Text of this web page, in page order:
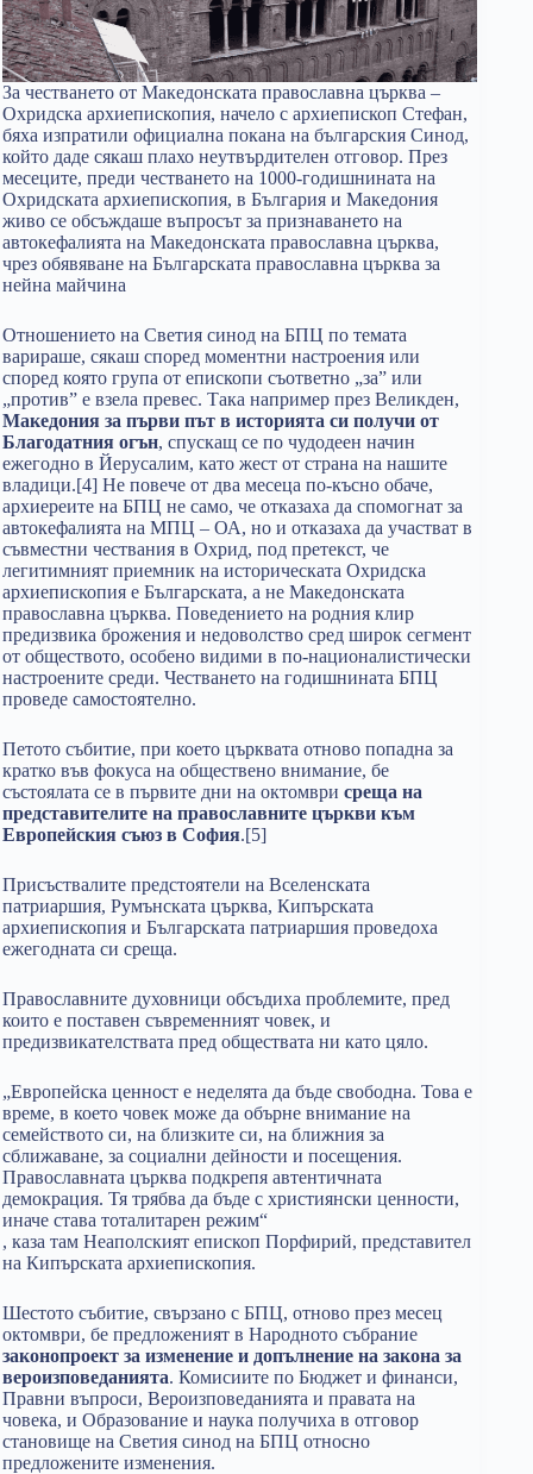
За честването от Македонската православна църква –
Охридска архиепископия, начело с архиепископ Стефан,
бяха изпратили официална покана на българския Синод,
който даде сякаш плахо неутвърдителен отговор. През
месеците, преди честването на 1000-годишнината на
Охридската архиепископия, в България и Македония
живо се обсъждаше въпросът за признаването на
автокефалията на Македонската православна църква,
чрез обявяване на Българската православна църква за
нейна майчина
Отношението на Светия синод на БПЦ по темата
варираше, сякаш според моментни настроения или
според която група от епископи съответно „за” или
„против” е взела превес. Така например през Великден,
Македония за първи път в историята си получи от
Благодатния огън, спускащ се по чудодеен начин
ежегодно в Йерусалим, като жест от страна на нашите
владици.[4] Не повече от два месеца по-късно обаче,
архиереите на БПЦ не само, че отказаха да спомогнат за
автокефалията на МПЦ – ОА, но и отказаха да участват в
съвместни чествания в Охрид, под претекст, че
легитимният приемник на историческата Охридска
архиепископия е Българската, а не Македонската
православна църква. Поведението на родния клир
предизвика брожения и недоволство сред широк сегмент
от обществото, особено видими в по-националистически
настроените среди. Честването на годишнината БПЦ
проведе самостоятелно.
Петото събитие, при което църквата отново попадна за
кратко във фокуса на обществено внимание, бе
състоялата се в първите дни на октомври среща на
представителите на православните църкви към
Европейския съюз в София.[5]
Присъствалите предстоятели на Вселенската
патриаршия, Румънската църква, Кипърската
архиепископия и Българската патриаршия проведоха
ежегодната си среща.
Православните духовници обсъдиха проблемите, пред
които е поставен съвременният човек, и
предизвикателствата пред обществата ни като цяло.
„Европейска ценност е неделята да бъде свободна. Това е
време, в което човек може да обърне внимание на
семейството си, на близките си, на ближния за
сближаване, за социални дейности и посещения.
Православната църква подкрепя автентичната
демокрация. Тя трябва да бъде с християнски ценности,
иначе става тоталитарен режим“
, каза там Неаполският епископ Порфирий, представител
на Кипърската архиепископия.
Шестото събитие, свързано с БПЦ, отново през месец
октомври, бе предложеният в Народното събрание
законопроект за изменение и допълнение на закона за
вероизповеданията. Комисиите по Бюджет и финанси,
Правни въпроси, Вероизповеданията и правата на
човека, и Образование и наука получиха в отговор
становище на Светия синод на БПЦ относно
предложените изменения.